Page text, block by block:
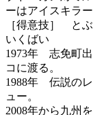
ーはアイスキラー
［得意技］ と
いくばい
1973年 志免町
コに渡る。
1988年 伝説の
ュー。
2008年から九州